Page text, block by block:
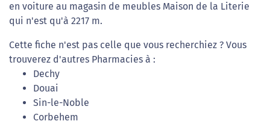
en voiture au magasin de meubles Maison de la Literie
qui n'est qu'à 2217 m.
Cette fiche n'est pas celle que vous recherchiez ? Vous
trouverez d'autres Pharmacies à :
Dechy
Douai
Sin-le-Noble
Corbehem